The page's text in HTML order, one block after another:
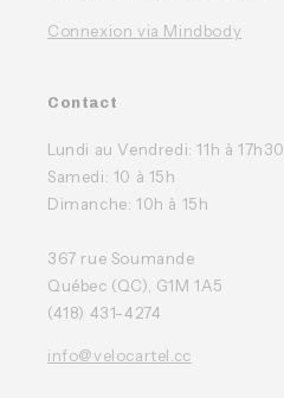
Connexion via Mindbody
Contact
Lundi au Vendredi: 11h à 17h30
Samedi: 10 à 15h
Dimanche: 10h à 15h
367 rue Soumande
Québec (QC), G1M 1A5
(418) 431-4274
info@velocartel.cc